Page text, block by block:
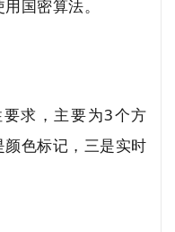
国密算法。
求，主要为3个方
色标记，三是实时